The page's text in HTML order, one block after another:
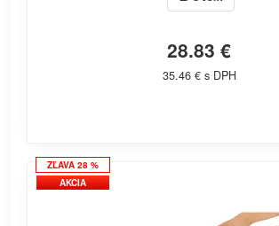
28.83 €
35.46 € s DPH
ZĽAVA 28 %
AKCIA